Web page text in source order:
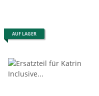
AUF LAGER